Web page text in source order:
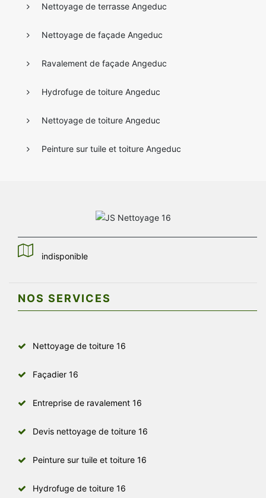
Nettoyage de terrasse Angeduc
Nettoyage de façade Angeduc
Ravalement de façade Angeduc
Hydrofuge de toiture Angeduc
Nettoyage de toiture Angeduc
Peinture sur tuile et toiture Angeduc
indisponible
NOS SERVICES
Nettoyage de toiture 16
Façadier 16
Entreprise de ravalement 16
Devis nettoyage de toiture 16
Peinture sur tuile et toiture 16
Hydrofuge de toiture 16